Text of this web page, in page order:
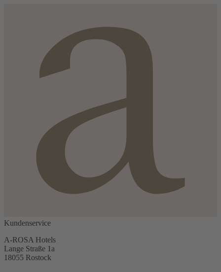
Kundenservice
A-ROSA Hotels
Lange Straße 1a
18055 Rostock